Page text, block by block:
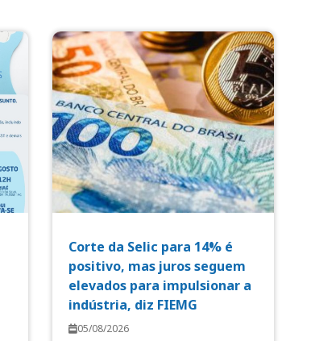
Corte da Selic para 14% é
positivo, mas juros seguem
elevados para impulsionar a
indústria, diz FIEMG
05/08/2026